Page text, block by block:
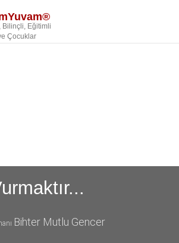
Bilinçli, Eğitimli
Çocuklar
Bihter Mutlu Gencer
( Seçici
Mutizm )